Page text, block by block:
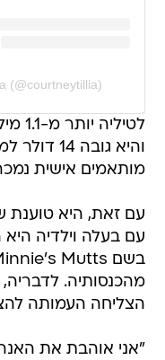
(@courtneytillia)
והיא גובה
מותאמים אישית
עם זאת, היא
עם בעלה וילדיה
מהכנסותיה.
הצליחה העמותה להציל 73 כלבים
"אני אוהבת את